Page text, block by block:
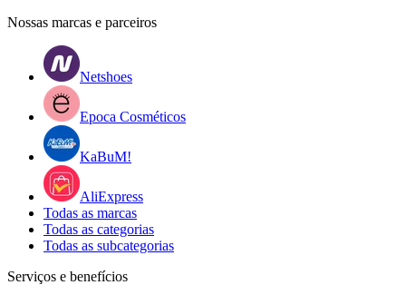
Nossas marcas e parceiros
Netshoes
Epoca Cosméticos
KaBuM!
AliExpress
Todas as marcas
Todas as categorias
Todas as subcategorias
Serviços e benefícios